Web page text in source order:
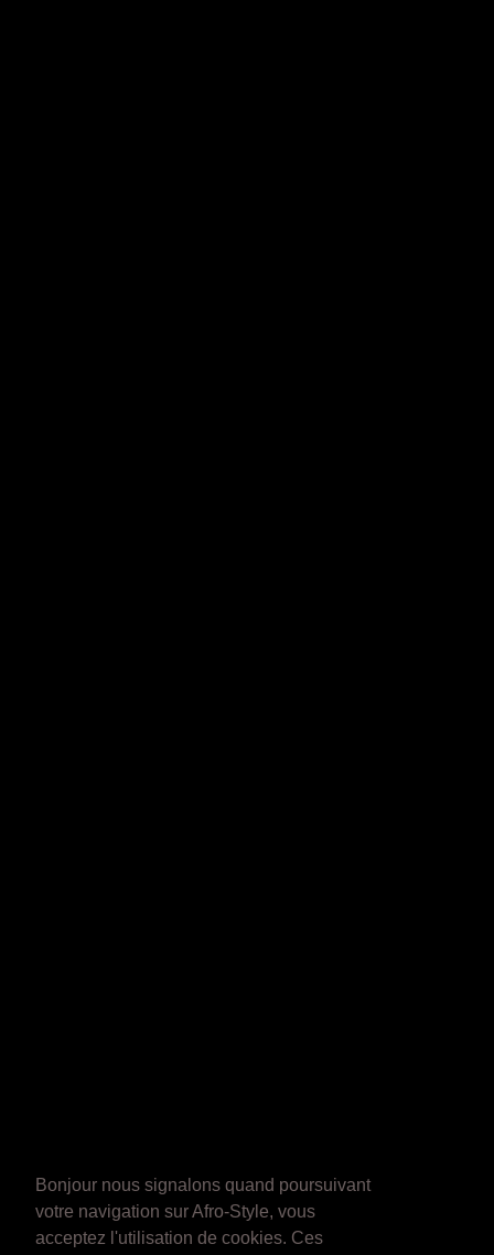
Bonjour nous signalons quand poursuivant
votre navigation sur Afro-Style, vous
acceptez l'utilisation de cookies. Ces